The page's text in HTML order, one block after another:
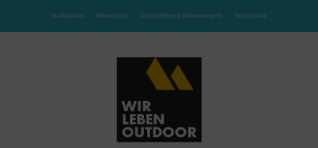
Mediadaten Newsletter Zeitschriften & Abonnements Heftarchive